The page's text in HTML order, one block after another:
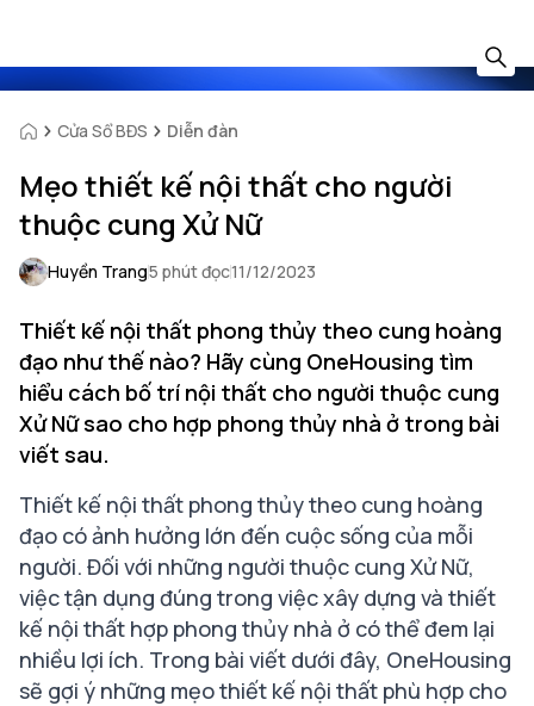
Cửa Sổ BĐS Diễn đàn
Mẹo thiết kế nội thất cho người
thuộc cung Xử Nữ
Huyền Trang5 phút đọc11/12/2023
Thiết kế nội thất phong thủy theo cung hoàng
đạo như thế nào? Hãy cùng OneHousing tìm
hiểu cách bố trí nội thất cho người thuộc cung
Xử Nữ sao cho hợp phong thủy nhà ở trong bài
viết sau.
Thiết kế nội thất phong thủy theo cung hoàng
đạo có ảnh hưởng lớn đến cuộc sống của mỗi
người. Đối với những người thuộc cung Xử Nữ,
việc tận dụng đúng trong việc xây dựng và thiết
kế nội thất hợp phong thủy nhà ở có thể đem lại
nhiều lợi ích. Trong bài viết dưới đây, OneHousing
sẽ gợi ý những mẹo thiết kế nội thất phù hợp cho